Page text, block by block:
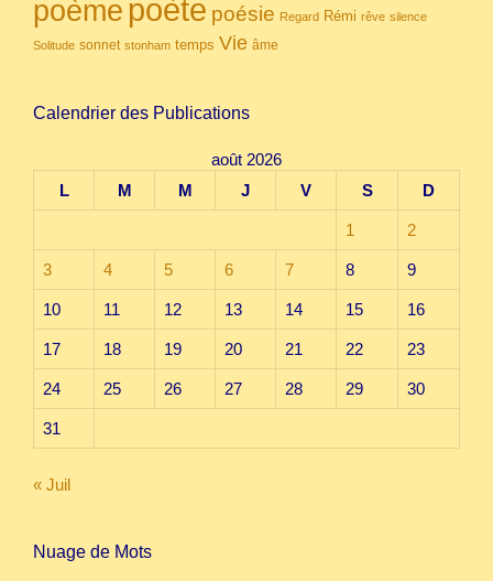
poème poète poésie Regard Rémi rêve silence
Solitude sonnet stonham temps Vie âme
Calendrier des Publications
août 2026
L
M M J V S D
1 2
3 4 5 6 7 8 9
10 11 12 13 14 15 16
17 18 19 20 21 22 23
24 25 26 27 28 29 30
31
« Juil
Nuage de Mots